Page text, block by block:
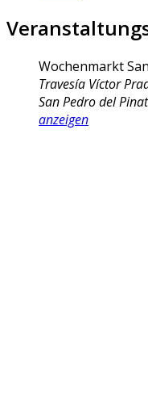
Wochenmarkt
Travesía Víctor
San Pedro del
anzeigen